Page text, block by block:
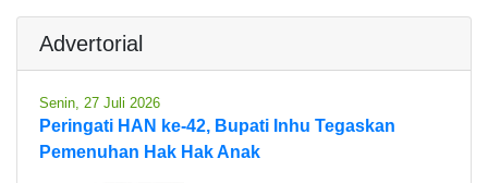
Advertorial
Senin, 27 Juli 2026
Peringati HAN ke-42, Bupati Inhu Tegaskan
Pemenuhan Hak Hak Anak